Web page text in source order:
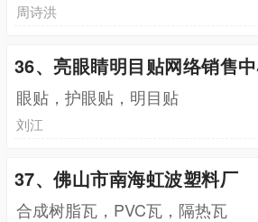
周诗洪
36、亮眼睛明目贴网络销售
眼贴，护眼贴，明目贴
刘江
37、佛山市南海虹波塑料厂
合成树脂瓦，PVC瓦，隔热瓦